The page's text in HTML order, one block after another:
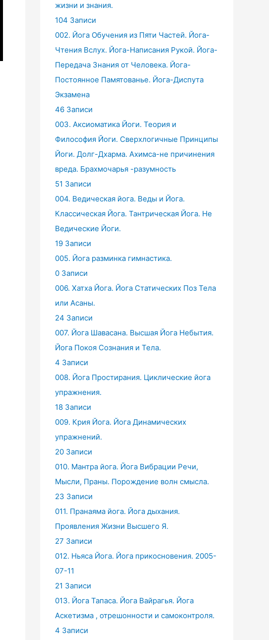
жизни и знания.
104 Записи
002. Йога Обучения из Пяти Частей. Йога-
Чтения Вслух. Йога-Написания Рукой. Йога-
Передача Знания от Человека. Йога-
Постоянное Памятованье. Йога-Диспута
Экзамена
46 Записи
003. Аксиоматика Йоги. Теория и
Философия Йоги. Сверхлогичные Принципы
Йоги. Долг-Дхарма. Ахимса-не причинения
вреда. Брахмочарья -разумность
51 Записи
004. Ведическая йога. Веды и Йога.
Классическая Йога. Тантрическая Йога. Не
Ведические Йоги.
19 Записи
005. Йога разминка гимнастика.
0 Записи
006. Хатха Йога. Йога Статических Поз Тела
или Асаны.
24 Записи
007. Йога Шавасана. Высшая Йога Небытия.
Йога Покоя Сознания и Тела.
4 Записи
008. Йога Простирания. Циклические йога
упражнения.
18 Записи
009. Крия Йога. Йога Динамических
упражнений.
20 Записи
010. Мантра йога. Йога Вибрации Речи,
Мысли, Праны. Порождение волн смысла.
23 Записи
011. Пранаяма йога. Йога дыхания.
Проявления Жизни Высшего Я.
27 Записи
012. Ньяса Йога. Йога прикосновения. 2005-
07-11
21 Записи
013. Йога Тапаса. Йога Вайрагья. Йога
Аскетизма , отрешонности и самоконтроля.
4 Записи